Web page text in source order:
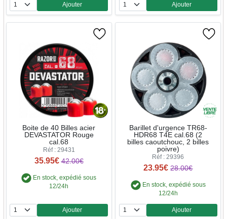
Quantité
Ajouter
Quantité
Ajouter
Boite de 40 Billes acier
DEVASTATOR Rouge
cal.68
Réf : 29431
35.95€ 42.00€
En stock, expédié sous
12/24h
Quantité
Ajouter
Barillet d'urgence TR68-
HDR68 T4E cal.68 (2
billes caoutchouc, 2 billes
poivre)
Réf : 29396
23.95€ 28.00€
En stock, expédié sous
12/24h
Quantité
Ajouter